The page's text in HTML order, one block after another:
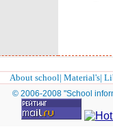
About school| Material's|
© 2006-2008 "School